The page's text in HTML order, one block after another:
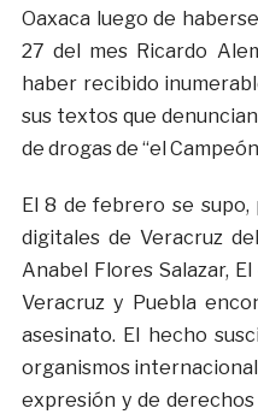
Oaxaca luego de
27 del mes Ricardo
haber recibido
sus textos que
de drogas de “el
El 8 de febrero se supo,
digitales de Veracruz
Anabel Flores Salazar,
Veracruz y Puebla
asesinato. El hecho
organismos
expresión y de